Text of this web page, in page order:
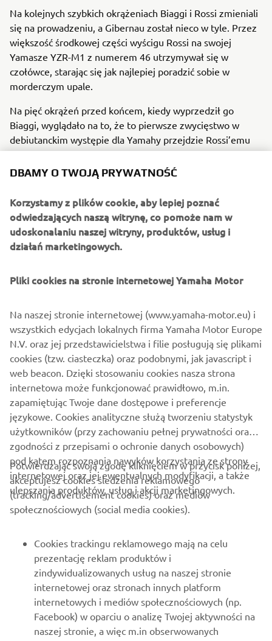
Na kolejnych szybkich okrążeniach Biaggi i Rossi zmieniali
się na prowadzeniu, a Gibernau został nieco w tyle. Przez
większość środkowej części wyścigu Rossi na swojej
Yamasze YZR-M1 z numerem 46 utrzymywał się w
czołówce, starając się jak najlepiej poradzić sobie w
morderczym upale.
Na pięć okrążeń przed końcem, kiedy wyprzedził go
Biaggi, wyglądało na to, że to pierwsze zwycięstwo w
debiutanckim występie dla Yamahy przejdzie Rossi’emu
koło nosa, ale Włoch nie dał za wygraną i dopadł swojego
rodaka kilka okrążeń później na zakręcie nr 10.
kilku okrążeniach, Rossi odniósł sensacyjne zwycięstwo w
debiucie w barwach Yamahy. Po zakończeniu wyścigu
Włoch padł przed swoim M1, szczęśliwy i wykończony.
Informacje i/lub zdjęcia na tych stronach internetowych
nie mogą być używane do celów komercyjnych ani
niekomercyjnych bez wyraźnej pisemnej zgody Yamaha
Motor Europe N.V. i/lub Yamaha Motor Co., Ltd.
Zawsze dbaj o bezpieczeństwo i przestrzegaj
obowiązujących przepisów.
O FIRMIE
WIĘCEJ YAMAHA
WSPARCIE
DBAMY O TWOJĄ PRYWATNOŚĆ
Korzystamy z plików cookie, aby lepiej poznać
odwiedzających naszą witrynę, co pomoże nam w
udoskonalaniu naszej witryny, produktów, usług i
działań marketingowych.
Pliki cookies na stronie internetowej Yamaha Motor
Na naszej stronie internetowej (www.yamaha-motor.eu) i
wszystkich edycjach lokalnych firma Yamaha Motor Europe
N.V. oraz jej przedstawicielstwa i filie posługują się plikami
cookies (tzw. ciasteczka) oraz podobnymi, jak javascript i
web beacon. Dzięki stosowaniu cookies nasza strona
internetowa może funkcjonować prawidłowo, m.in.
zapamiętując Twoje dane dostępowe i preferencje
językowe. Cookies analityczne służą tworzeniu statystyk
użytkowników (przy zachowaniu pełnej prywatności oraz
zgodności z przepisami o ochronie danych osobowych)
pod kątem rozpoznania nawyków korzystania ze strony
internetowej oraz jej ewentualnych modyfikacji, a także
ulepszania produktów, usług i akcji marketingowych.
Potwierdzając swoją zgodę kliknięciem w przycisk poniżej,
akceptujesz cookies śledzenia reklamowego
(tracking/advertisement cookies) oraz mediów
społecznościowych (social media cookies).
Cookies trackingu reklamowego mają na celu
prezentację reklam produktów i
zindywidualizowanych usług na naszej stronie
internetowej oraz stronach innych platform
internetowych i mediów społecznościowych (np.
Facebook) w oparciu o analizę Twojej aktywności na
naszej stronie, a więc m.in obserwowanych